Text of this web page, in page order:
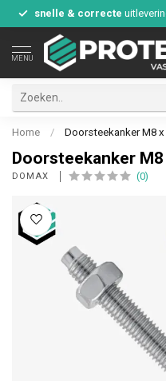
snelle & correcte
MENU
Home / Doorsteekanker M8
Doorsteekanker
DOMAX (0)